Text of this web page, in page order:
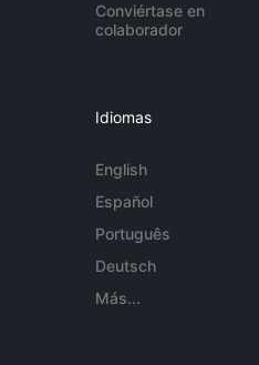
Conviértase en
colaborador
Idiomas
English
Español
Português
Deutsch
Más...